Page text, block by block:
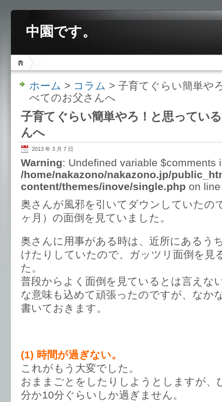
中園です。
ホーム > コラム > 子育てぐらい簡単や
べてのお父さんへ
子育てぐらい簡単やろ！と思ってい
んへ
2013 年 3 月 7 日
Warning: Undefined variable $comments
/home/nakazono/nakazono.jp/
content/themes/inove/single.php on
奥さんが風邪を引いてダウンしていたの
ヶ月）の面倒を見ていました。
奥さんに用事がある時は、近所にあるう
けたりしていたので、ガッツリ面倒を見
た。
普段からよく面倒を見ているとは言えな
な意味も込めて頑張ったのですが、なか
書いておきます。
(1) 時間が過ぎない。
これがもう大変でした。
おままごとをしたりしようとしますが、
分か10分ぐらいしか過ぎません。